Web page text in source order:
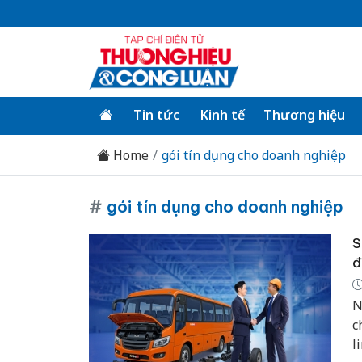
Tin tức Kinh tế Thương hiệu
Home gói tín dụng cho doanh nghiệp
# gói tín dụng cho doanh nghiệp